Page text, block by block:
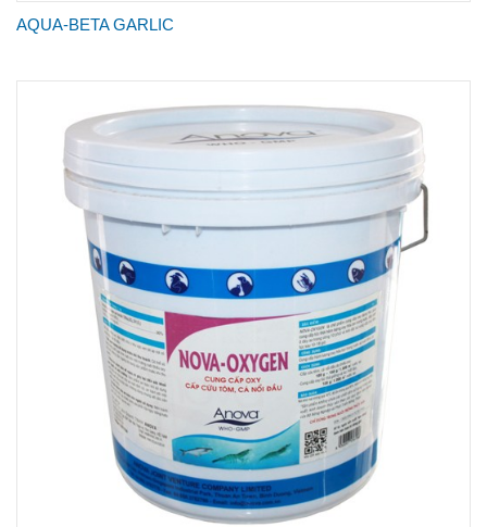
AQUA-BETA GARLIC